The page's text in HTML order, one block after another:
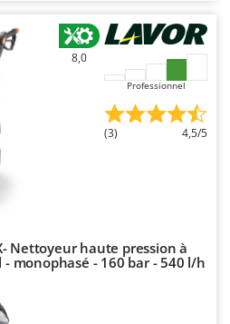
8,0
Professionnel
(3) 4,5/5
Nettoyeur haute pression à
monophasé - 160 bar - 540 l/h